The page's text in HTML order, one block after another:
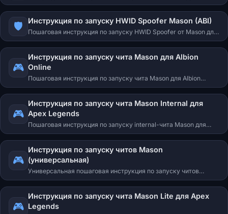
античитов, первый запуск и F2 в игре.
🛡️ Инструкция по запуску HWID Spoofer Mason (ABI)
Пошаговая инструкция по запуску HWID Spoofer от Mason для
Arena Breakout: Infinite. Подготовка USB-флешки, процедура
инжекта и решение типичных проблем.
🎮
Инструкция по запуску чита Mason для Albion
Online
Пошаговая инструкция по запуску чита Mason для Albion
Online. Настройка оконного режима, процедура инжекта,
управление радаром и сохранение настроек.
🎮
Инструкция по запуску чита Mason Internal для
Apex Legends
Пошаговая инструкция по запуску internal-чита Mason для
Apex Legends. Запуск с USB-флешки, инжект, открытие меню
клавишей F2.
🎮
Инструкция по запуску читов Mason
(универсальная)
Универсальная пошаговая инструкция по запуску читов
Mason для игр: Apex Legends Full, Arma 3, Battlefield 2042, Call
of Duty BO7, CS2, DayZ, Dead by Daylight, Deadlock, EFT,
Fortnite, GTA V, Hell Let Loose, Hunt: Showdown, Rust Full,
Unturned, War Thunder, Warface.
🎮
Инструкция по запуску чита Mason Lite для Apex
Legends